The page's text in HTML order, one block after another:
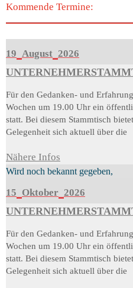
Kommende Termine:
19 August 2026
Für den Gedanken- und
Wochen um 19.00 Uhr ein
statt. Bei diesem Stammtisch
Gelegenheit sich aktuell über die
Nähere Infos
Wird noch bekannt gegeben,
15 Oktober 2026
Für den Gedanken- und
Wochen um 19.00 Uhr ein
statt. Bei diesem Stammtisch
Gelegenheit sich aktuell über die